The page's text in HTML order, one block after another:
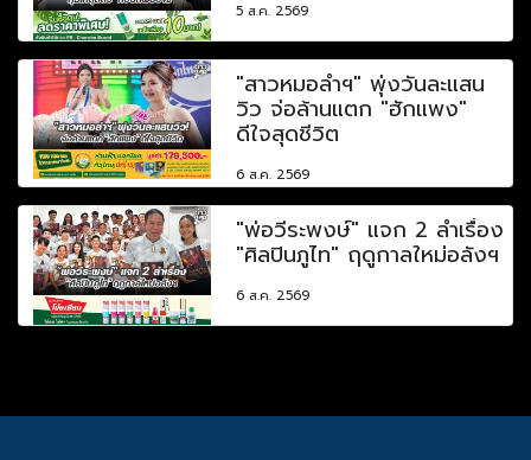
5 ส.ค. 2569
"สาวหมอลำฯ" พุ่งวันละแสน
วิว จ่อล้านแตก "ฮักแพง"
ดีใจสุดชีวิต
6 ส.ค. 2569
"พ่อวีระพงษ์" แจก 2 ลำเรื่อง
"ศิลปินภูไท" ฤดูกาลใหม่อลังฯ
6 ส.ค. 2569